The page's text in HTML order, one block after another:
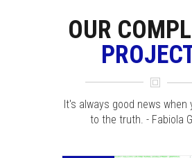
OUR
It's always good news when
to the truth. - Fabiola